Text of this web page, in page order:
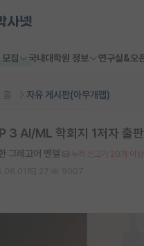
집 국내대학원 정보 연구실&오
홈 자유 게시판(아무개랩)
3 AI/ML 학회지 1저자 출판
그레고어 멘델
누적 신고가 20개 이